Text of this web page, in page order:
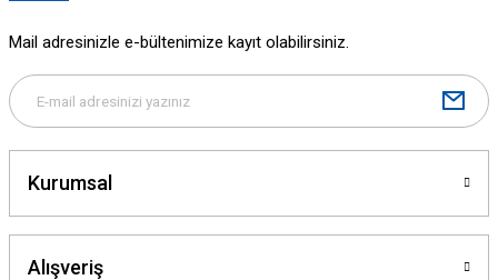
Bu ürüne benzer farklı alternatifler olmalı.
Mail adresinizle e-bültenimize kayıt olabilirsiniz.
Kurumsal
Alışveriş